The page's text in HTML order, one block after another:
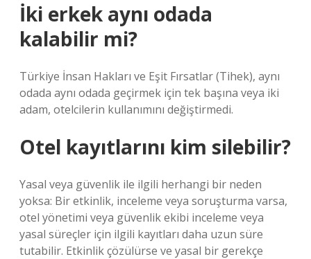
İki erkek aynı odada
kalabilir mi?
Türkiye İnsan Hakları ve Eşit Fırsatlar (Tihek), aynı
odada aynı odada geçirmek için tek başına veya iki
adam, otelcilerin kullanımını değiştirmedi.
Otel kayıtlarını kim silebilir?
Yasal veya güvenlik ile ilgili herhangi bir neden
yoksa: Bir etkinlik, inceleme veya soruşturma varsa,
otel yönetimi veya güvenlik ekibi inceleme veya
yasal süreçler için ilgili kayıtları daha uzun süre
tutabilir. Etkinlik çözülürse ve yasal bir gerekçe